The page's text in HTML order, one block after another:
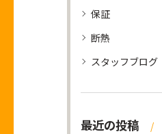
保証
断熱
スタッフブログ
最近の投稿